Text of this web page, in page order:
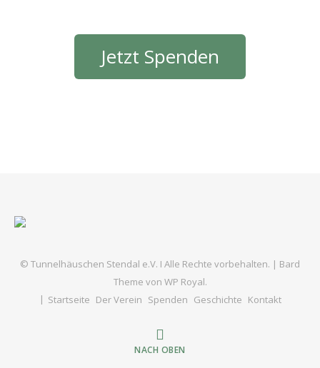
Jetzt Spenden
© Tunnelhäuschen Stendal e.V. I Alle Rechte vorbehalten. | Bard
Theme von WP Royal.
Startseite Der Verein Spenden Geschichte Kontakt
NACH OBEN